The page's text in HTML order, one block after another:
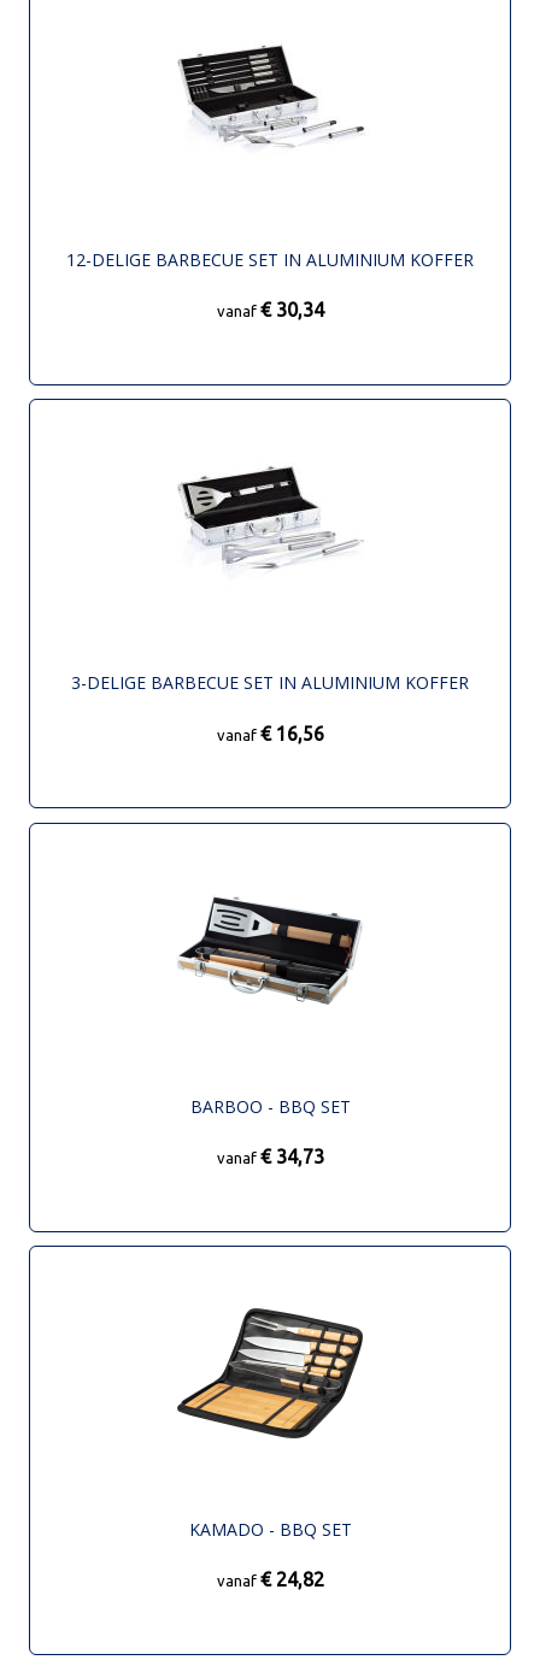
12-DELIGE BARBECUE SET IN ALUMINIUM KOFFER
vanaf € 30,34
3-DELIGE BARBECUE SET IN ALUMINIUM KOFFER
vanaf € 16,56
BARBOO - BBQ SET
vanaf € 34,73
KAMADO - BBQ SET
vanaf € 24,82